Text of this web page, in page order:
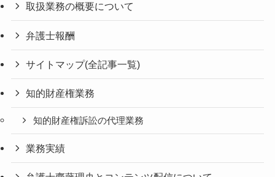
取扱業務の概要について
弁護士報酬
サイトマップ(全記事一覧)
知的財産権業務
知的財産権訴訟の代理業務
業務実績